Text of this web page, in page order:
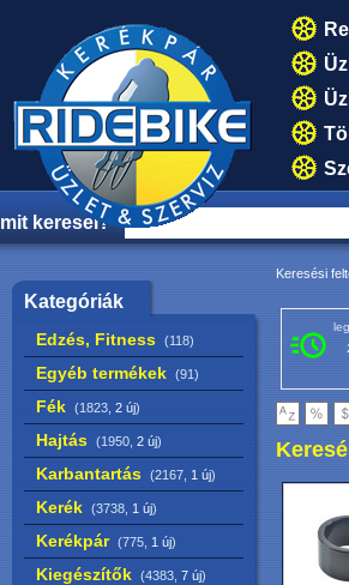
mit keresel?
Kategóriák
Edzés, Fitness (118)
Egyéb termékek (91)
Fék (1823, 2 új)
Hajtás (1950, 2 új)
Karbantartás (2167, 1 új)
Kerék (3738, 1 új)
Kerékpár (775, 1 új)
Kiegészítők (4383, 7 új)
Keresési